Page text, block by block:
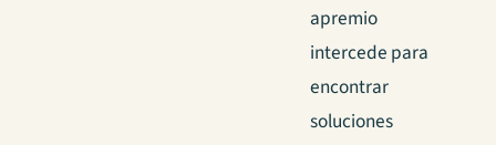
apremio
intercede para
encontrar
soluciones